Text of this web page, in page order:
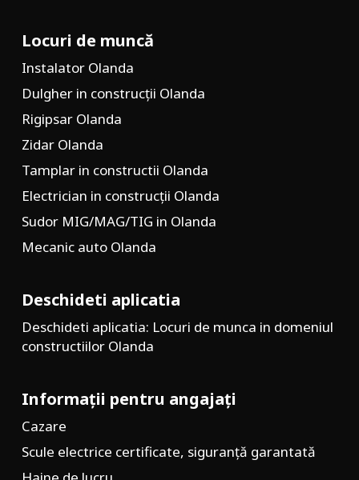
Locuri de muncă
Instalator Olanda
Dulgher in construcții Olanda
Rigipsar Olanda
Zidar Olanda
Tamplar in constructii Olanda
Electrician in construcții Olanda
Sudor MIG/MAG/TIG in Olanda
Mecanic auto Olanda
Deschideti aplicatia
Deschideti aplicatia: Locuri de munca in domeniul
constructiilor Olanda
Informații pentru angajați
Cazare
Scule electrice certificate, siguranță garantată